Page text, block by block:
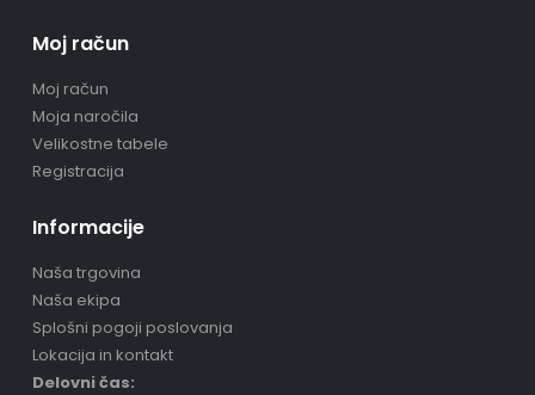
Moj račun
Moj račun
Moja naročila
Velikostne tabele
Registracija
Informacije
Naša trgovina
Naša ekipa
Splošni pogoji poslovanja
Lokacija in kontakt
Delovni čas: